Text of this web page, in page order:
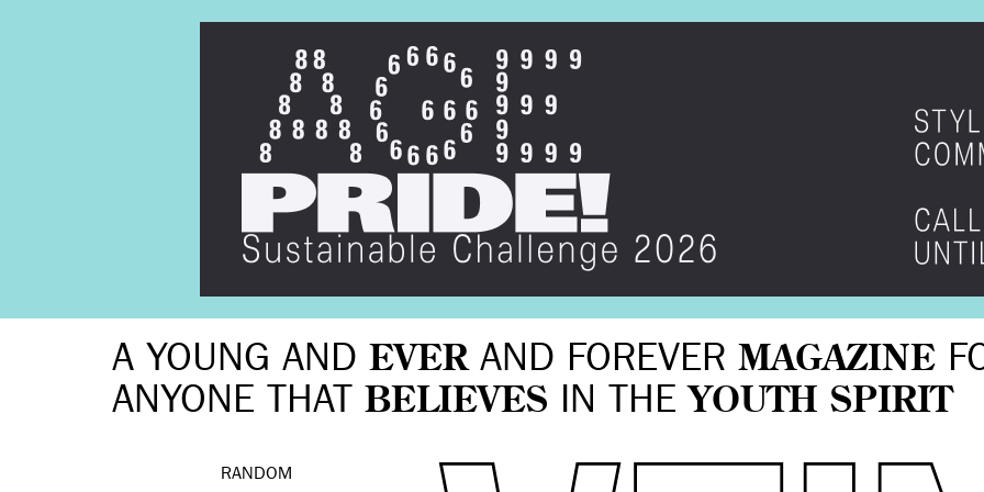
A YOUNG AND EVERAND FOREVER MAGAZINE
ANYONE THAT BELIEVES IN THE YOUTH SPIRIT
RANDOM